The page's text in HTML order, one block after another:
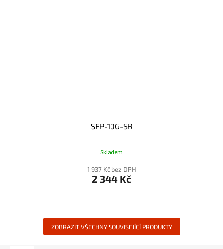
SFP-10G-SR
Skladem
1 937 Kč bez DPH
2 344 Kč
ZOBRAZIT VŠECHNY SOUVISEJÍCÍ PRODUKTY